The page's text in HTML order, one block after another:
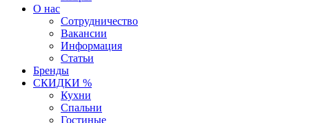
О нас
Сотрудничество
Вакансии
Информация
Статьи
Бренды
СКИДКИ %
Кухни
Спальни
Гостиные